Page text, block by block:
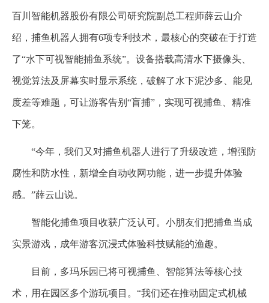
百川智能机器股份有限公司研究院副总工程师薛云山介
绍，捕鱼机器人拥有6项专利技术，最核心的突破在于打造
了“水下可视智能捕鱼系统”。设备搭载高清水下摄像头、
视觉算法及屏幕实时显示系统，破解了水下泥沙多、能见
度差等难题，可让游客告别“盲捕”，实现可视捕鱼、精准
下笼。
“今年，我们又对捕鱼机器人进行了升级改造，增强防
腐性和防水性，新增全自动收网功能，进一步提升体验
感。”薛云山说。
智能化捕鱼项目收获广泛认可。小朋友们把捕鱼当成
实景游戏，成年游客沉浸式体验科技赋能的渔趣。
目前，多玛乐园已将可视捕鱼、智能算法等核心技
术，用在园区多个游玩项目。“我们还在推动固定式机械